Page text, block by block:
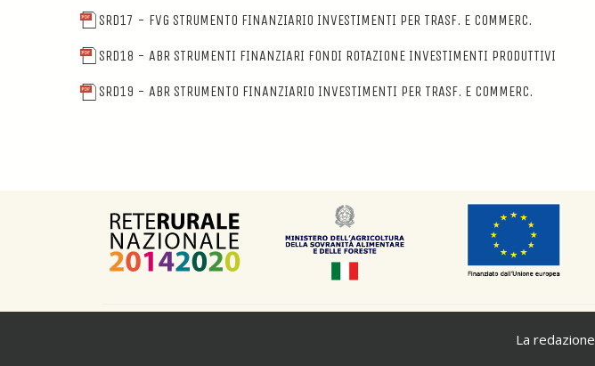
SRD17 - FVG STRUMENTO FINANZIARIO INVESTIMENTI PER TRASF. E COMMERC.
SRD18 - ABR STRUMENTI FINANZIARI FONDI ROTAZIONE INVESTIMENTI PRODUTTIVI
SRD19 - ABR STRUMENTO FINANZIARIO INVESTIMENTI PER TRASF. E COMMERC.
La redazione